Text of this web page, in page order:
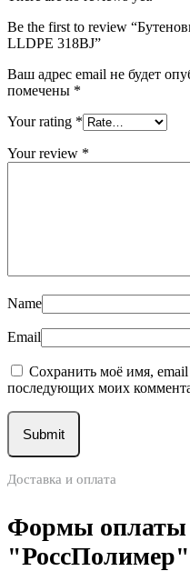
Be the first to review
LLDPE 318ВJ”
Ваш адрес email не будет
помечены *
Your rating *
Your review *
Name
Email
Сохранить моё имя, email
последующих моих
Доставка и оплата
Формы